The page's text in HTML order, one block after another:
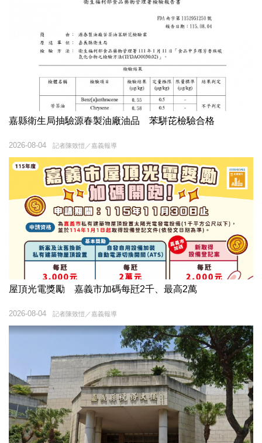
嘉縣衛生局抽驗源春製油廠油品 苯駢芘檢驗合格
記者陳致愷／嘉義報導
2026-08-04
屋頂光電獎勵 嘉義市加碼每瓩2千、最高2萬
記者陳致愷／嘉義報導
2026-08-04